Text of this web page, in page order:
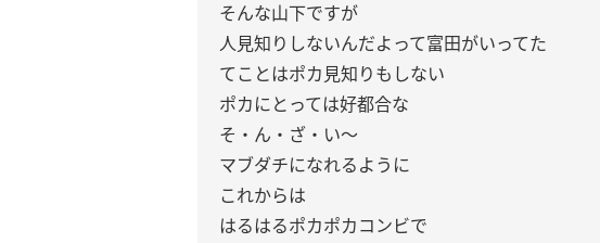
そんな山下ですが
人見知りしないんだよって富田がいってた
てことはポカ見知りもしない
ポカにとっては好都合な
そ・ん・ざ・い〜
マブダチになれるように
これからは
はるはるポカポカコンビで